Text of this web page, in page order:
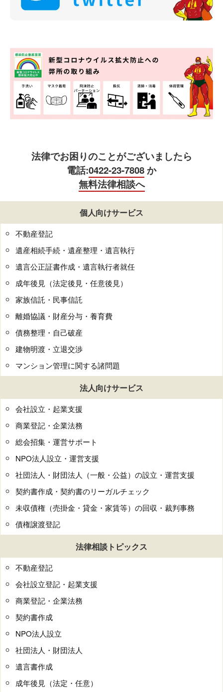
法律でお困りのことがございましたら
電話:0422-23-7808か
無料法律相談へ
個人向けサービス
不動産登記
遺産相続手続・遺産整理・遺言執行
遺言公正証書作成・遺言執行者就任
成年後見（法定後見・任意後見）
家族信託・民事信託
離婚協議・財産分与・養育費
債務整理・自己破産
建物明渡・立退交渉
マンション管理に関する諸問題
法人向けサービス
会社設立・起業支援
商業登記・企業法務
総会招集・運営サポート
NPO法人設立・運営支援
社団法人・財団法人（一般・公益）の設立・運営支援
契約書作成・契約書のリーガルチェック
未収債権（売掛金・貸金・家賃等）の回収・裁判事務
債権譲渡登記
法律相談トピックス
不動産登記
会社設立登記・起業支援
商業登記・企業法務
契約書作成
NPO法人設立
社団法人・財団法人
遺言書作成
成年後見（法定・任意）